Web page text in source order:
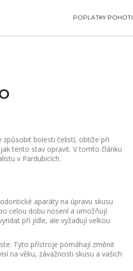
POPLATKY
způsobit bolesti čelistí, obtíže při
tento stav opravit. V tomto článku
v Pardubicích.
aparáty na úpravu skusu
celou dobu nosení a umožňují
při jídle, ale vyžadují velkou
Tyto přístroje pomáhají změnit
na věku, závažnosti skusu a vašich